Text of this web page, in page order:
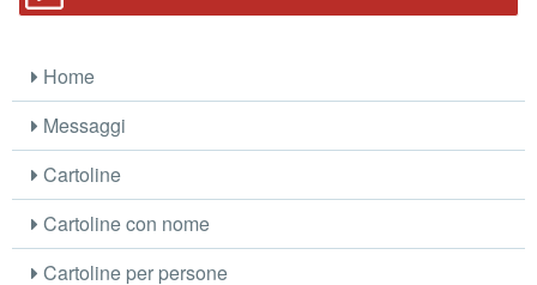
Home
Messaggi
Cartoline
Cartoline con nome
Cartoline per persone